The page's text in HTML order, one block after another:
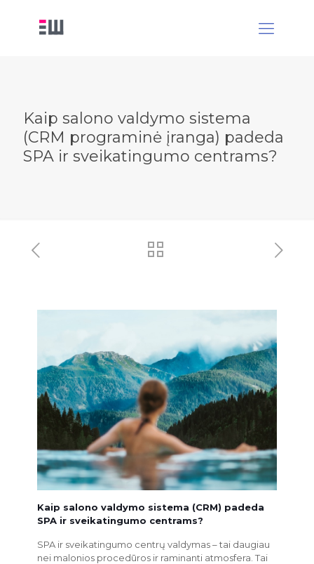
Kaip salono valdymo sistema
(CRM programinė įranga) padeda
SPA ir sveikatingumo centrams?
Kaip salono valdymo sistema (CRM) padeda
SPA ir sveikatingumo centrams?
SPA ir sveikatingumo centrų valdymas – tai daugiau
nei malonios procedūros ir raminanti atmosfera. Tai